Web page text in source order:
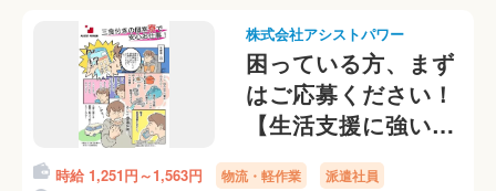
株式会社アシストパワー
困っている方、まず
はご応募ください！
【生活支援に強い派
遣会社、即日入寮
時給 1,251円～1,563円 物流・軽作業 派遣社員